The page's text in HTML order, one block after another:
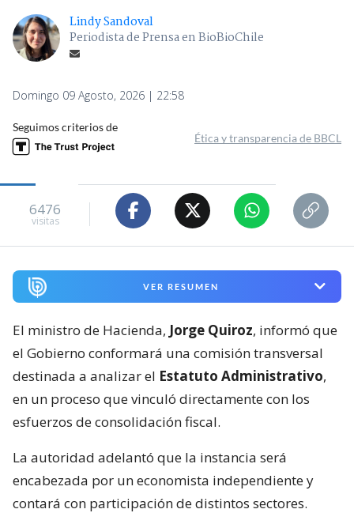
Lindy Sandoval
Periodista de Prensa en BioBioChile
Domingo 09 Agosto, 2026 | 22:58
Seguimos criterios de
Ética y transparencia de BBCL
6476
visitas
VER RESUMEN
El ministro de Hacienda, Jorge Quiroz, informó que
el Gobierno conformará una comisión transversal
destinada a analizar el Estatuto Administrativo,
en un proceso que vinculó directamente con los
esfuerzos de consolidación fiscal.
La autoridad adelantó que la instancia será
encabezada por un economista independiente y
contará con participación de distintos sectores.